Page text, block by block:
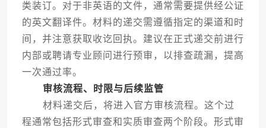
类装订。对于非英语的文件，通常需要提供经公证
的英文翻译件。材料的递交需遵循指定的渠道和时
间，并注意获取收讫回执。建议在正式递交前进行
内部或聘请专业顾问进行预审，以排查疏漏，提高
一次通过率。
审核流程、时限与后续监管
材料递交后，将进入官方审核流程。这个过
程通常包括形式审查和实质审查两个阶段。形式审